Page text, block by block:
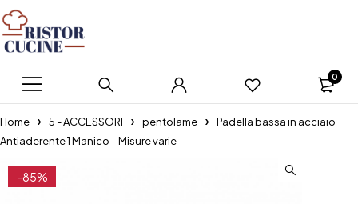
0
Home 5 - ACCESSORI pentolame
Padella bassa in acciaio
Antiaderente 1 Manico – Misure varie
-85%